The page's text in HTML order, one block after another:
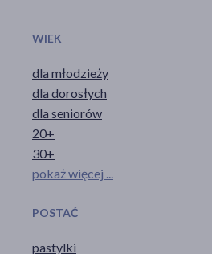
WIEK
dla młodzieży
dla dorosłych
dla seniorów
20+
30+
pokaż więcej ...
POSTAĆ
pastylki